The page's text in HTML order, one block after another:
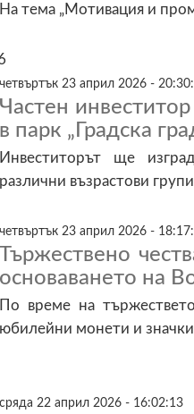
На тема „Мотивация и
четвъртък 23 април 2026 -
Частен
в парк „Градска
Инвеститорът ще
различни възрастови групи
четвъртък 23 април 2026 -
Тържествено
основаването на
По време на
юбилейни монети и
сряда 22 април 2026 - 16:02:13